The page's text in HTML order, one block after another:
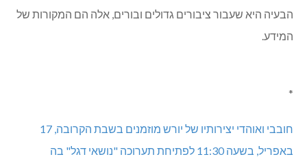
הבעיה היא שעבור ציבורים גדולים ובורים, אלה הם המקורות של
המידע.
*
חובבי ואוהדי יצירותיו של יורש מוזמנים בשבת הקרובה, 17
באפריל, בשעה 11:30 לפתיחת תערוכה "נושאי דגל" בה